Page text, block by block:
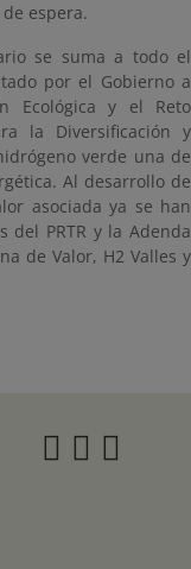
espera.
se suma a todo el
por el Gobierno a
Ecológica y el Reto
la Diversificación y
verde una de
Al desarrollo de
asociada ya se han
del PRTR y la Adenda
de Valor, H2 Valles y